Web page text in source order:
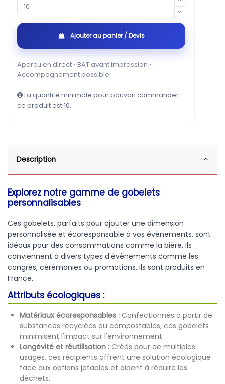
Ajouter au panier / Devis
Aperçu en direct • BAT avant impression •
Accompagnement possible
La quantité minimale pour pouvoir commander
ce produit est 10.
Description
Explorez notre gamme de gobelets
personnalisables
Ces gobelets, parfaits pour ajouter une dimension
personnalisée et écoresponsable à vos évènements, sont
idéaux pour des consommations comme la bière. Ils
conviennent à divers types d'évènements comme les
congrès, cérémonies ou promotions. Ils sont produits en
France.
Attributs écologiques :
Matériaux écoresponsables : Confectionnés à partir de
substances recyclées ou compostables, ces gobelets
minimisent l'impact sur l'environnement.
Longévité et réutilisation : Créés pour de multiples
usages, ces récipients offrent une solution écologique
face aux options jetables et aident à réduire les
déchets.